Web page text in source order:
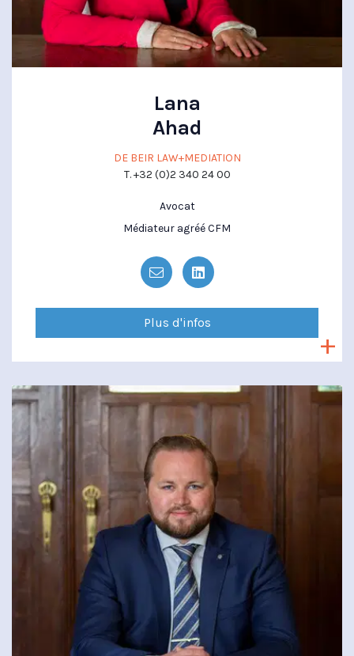
Lana
Ahad
DE BEIR LAW+MEDIATION
T. +32 (0)2 340 24 00
Avocat
Médiateur agréé CFM
Plus d'infos